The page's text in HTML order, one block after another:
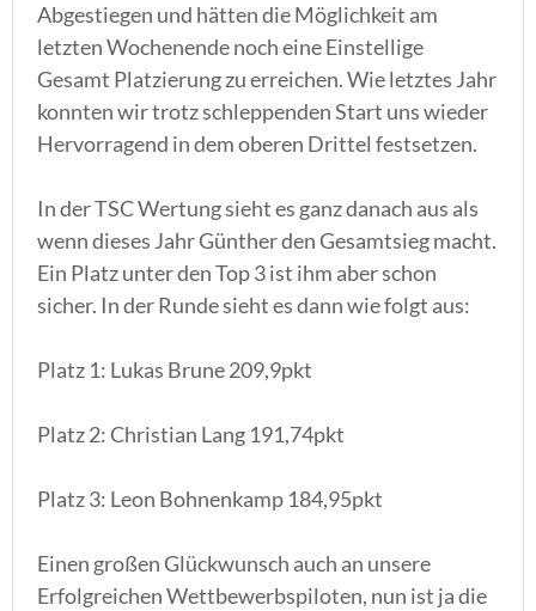
Abgestiegen und hätten die Möglichkeit am
letzten Wochenende noch eine Einstellige
Gesamt Platzierung zu erreichen. Wie letztes Jahr
konnten wir trotz schleppenden Start uns wieder
Hervorragend in dem oberen Drittel festsetzen.
In der TSC Wertung sieht es ganz danach aus als
wenn dieses Jahr Günther den Gesamtsieg macht.
Ein Platz unter den Top 3 ist ihm aber schon
sicher. In der Runde sieht es dann wie folgt aus:
Platz 1: Lukas Brune 209,9pkt
Platz 2: Christian Lang 191,74pkt
Platz 3: Leon Bohnenkamp 184,95pkt
Einen großen Glückwunsch auch an unsere
Erfolgreichen Wettbewerbspiloten, nun ist ja die